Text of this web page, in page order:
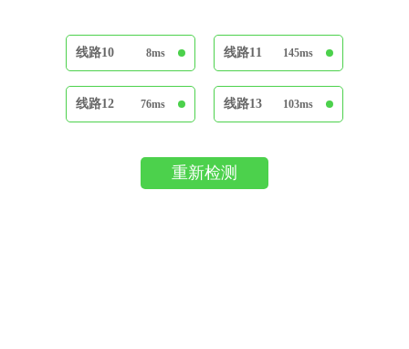
线路10 8ms 线路11 145ms
线路12 76ms 线路13 103ms
重新检测